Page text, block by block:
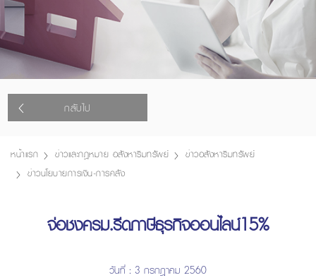
กลับไป
หน้าแรก ข่าวและกฎหมาย อสังหาริมทรัพย์
ข่าวอสังหาริมทรัพย์
ข่าวนโยบายการเงิน-การคลัง
จ่อชงครม.รีดภาษีธุรกิจออนไลน์15%
วันที่ : 3 กรกฎาคม 2560